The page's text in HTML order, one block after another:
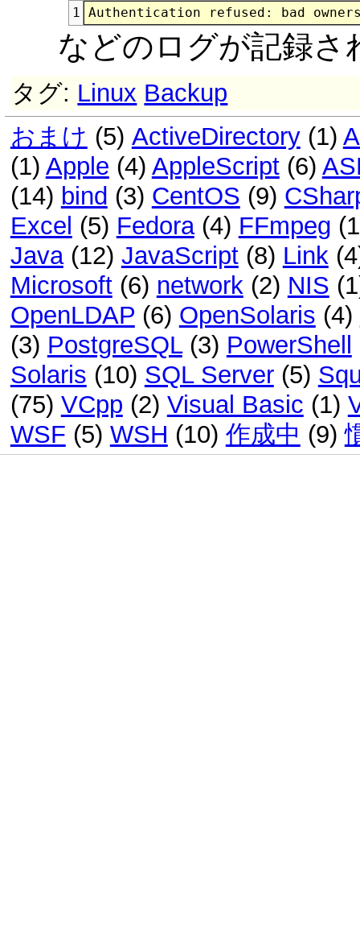
1
などのログが記録さ
タグ: Linux Backup
おまけ (5) ActiveDirectory(1)
(1) Apple (4) AppleScript(6)
(14) bind (3) CentOS (9)
Excel (5) Fedora(4) FFmpeg
Java(12) JavaScript(8) Link
Microsoft(6) network(2) NIS
OpenLDAP (6) OpenSolaris (4)
(3) PostgreSQL(3) PowerShell
Solaris (10) SQL Server(5)
(75) VCpp (2) Visual Basic (1)
WSF (5) WSH (10) 作成中 (9)